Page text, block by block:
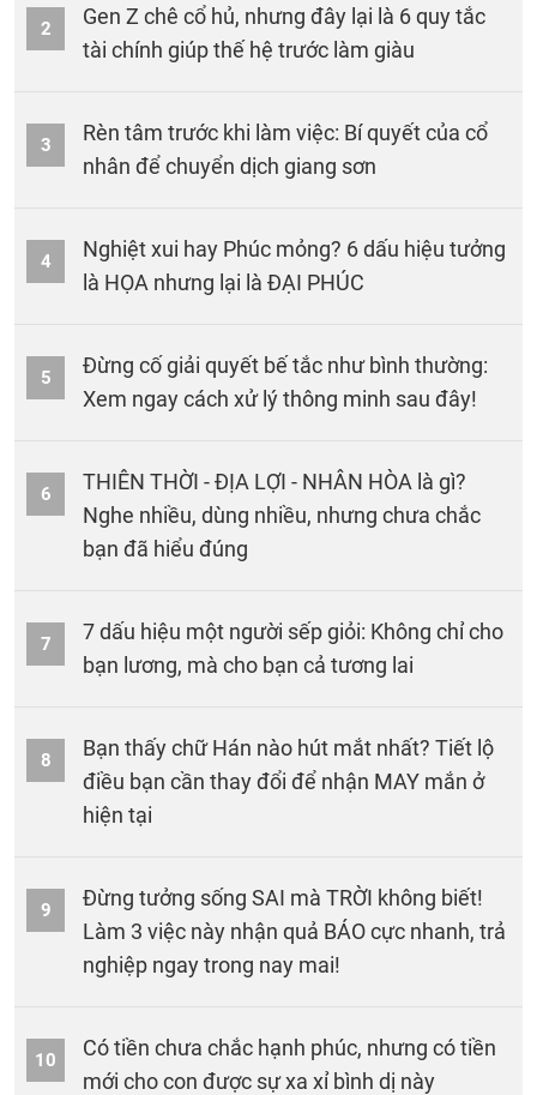
2
Gen Z chê cổ hủ, nhưng đây lại là 6 quy tắc
tài chính giúp thế hệ trước làm giàu
3
Rèn tâm trước khi làm việc: Bí quyết của cổ
nhân để chuyển dịch giang sơn
4
Nghiệt xui hay Phúc mỏng? 6 dấu hiệu tưởng
là HỌA nhưng lại là ĐẠI PHÚC
5
Đừng cố giải quyết bế tắc như bình thường:
Xem ngay cách xử lý thông minh sau đây!
6
THIÊN THỜI - ĐỊA LỢI - NHÂN HÒA là gì?
Nghe nhiều, dùng nhiều, nhưng chưa chắc
bạn đã hiểu đúng
7
7 dấu hiệu một người sếp giỏi: Không chỉ cho
bạn lương, mà cho bạn cả tương lai
8
Bạn thấy chữ Hán nào hút mắt nhất? Tiết lộ
điều bạn cần thay đổi để nhận MAY mắn ở
hiện tại
9
Đừng tưởng sống SAI mà TRỜI không biết!
Làm 3 việc này nhận quả BÁO cực nhanh, trả
nghiệp ngay trong nay mai!
10
Có tiền chưa chắc hạnh phúc, nhưng có tiền
mới cho con được sự xa xỉ bình dị này